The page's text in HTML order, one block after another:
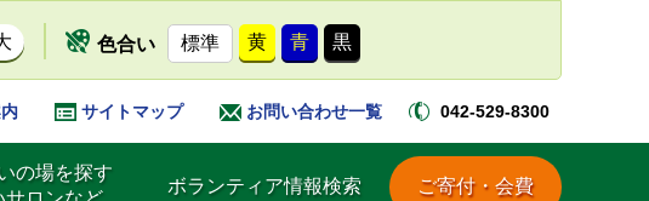
色合い 標準 黄 青 黒
サイトマップ お問い合わせ一覧 042-529-8300
の場を探す
ボランティア情報検索 ご寄付・会費